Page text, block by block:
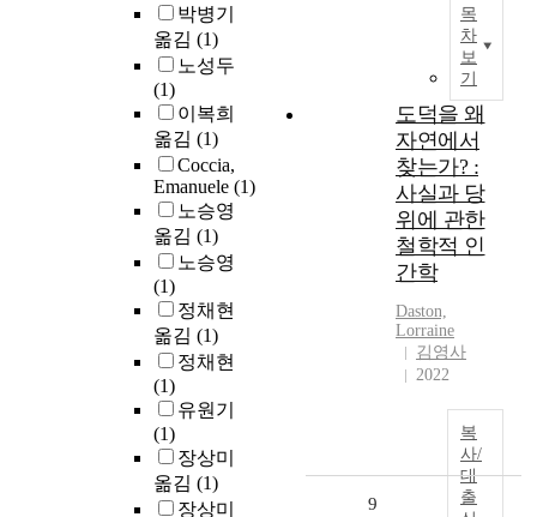
박병기
옮김 (1)
노성두
(1)
이복희
옮김 (1)
Coccia,
Emanuele (1)
노승영
옮김 (1)
노승영
(1)
정채현
옮김 (1)
정채현
(1)
유원기
(1)
장상미
옮김 (1)
장상미
목
차
보
기
도덕을 왜
자연에서
찾는가? :
사실과 당
위에 관한
철학적 인
간학
Daston,
Lorraine
김영사
2022
복
사/
대
출
9